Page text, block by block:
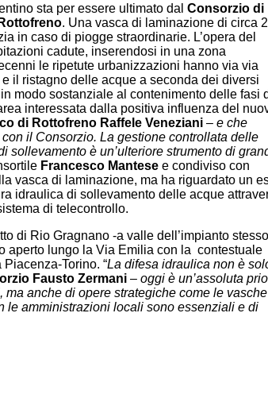
sta per essere ultimato dal Consorzio di
. Una vasca di laminazione di circa
in caso di piogge straordinarie. L’opera del
cadute, inserendosi in una zona
le ripetute urbanizzazioni hanno via via
il ristagno delle acque a seconda dei diversi
modo sostanziale al contenimento delle fasi
interessata dalla positiva influenza del
di Rottofreno Raffele Veneziani – e che
il Consorzio. La gestione controllata delle
sollevamento è un’ulteriore strumento di
Francesco Mantese e condiviso con
vasca di laminazione, ma ha riguardato un
idraulica di sollevamento delle acque
di telecontrollo.
di Rio Gragnano -a valle dell’impianto
aperto lungo la Via Emilia con la contestuale
Torino. “La difesa idraulica non è
Fausto Zermani – oggi è un’assoluta
anche di opere strategiche come le
le amministrazioni locali sono essenziali e di